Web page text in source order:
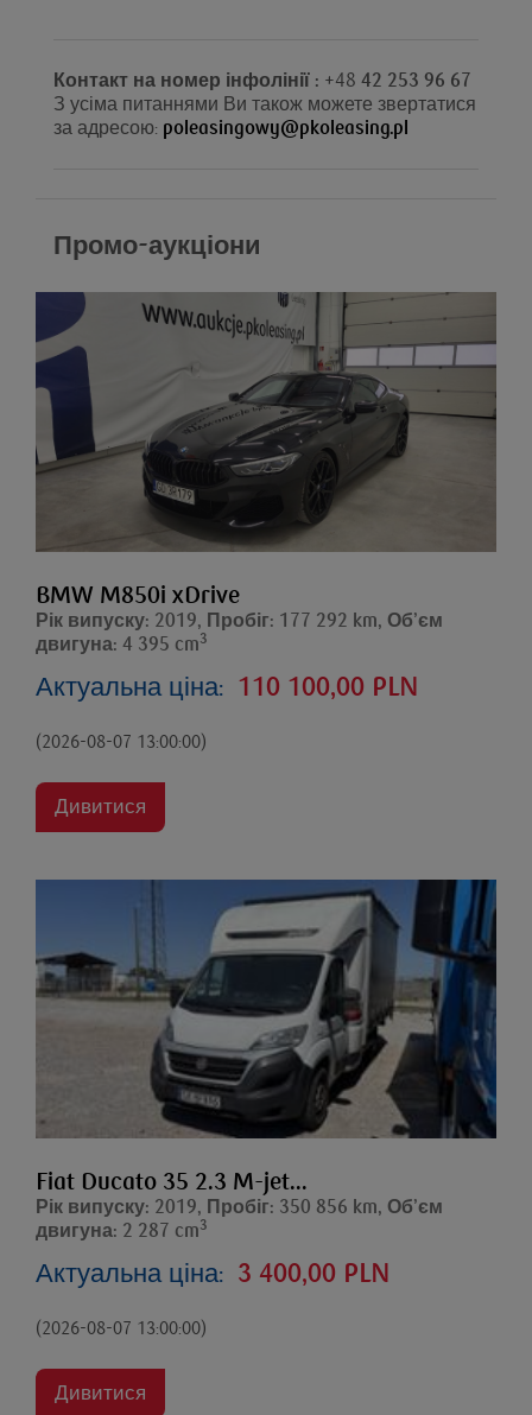
Контакт на номер інфолінії : +48 42 253 96 67
З усіма питаннями Ви також можете звертатися
за адресою: poleasingowy@pkoleasing.pl
Промо-аукціони
BMW M850i xDrive
Рік випуску: 2019, Пробіг: 177 292 km, Об’єм
двигуна: 4 395 cm3
Актуальна ціна: 110 100,00 PLN
(2026-08-07 13:00:00)
Дивитися
Fiat Ducato 35 2.3 M-jet...
Рік випуску: 2019, Пробіг: 350 856 km, Об’єм
двигуна: 2 287 cm3
Актуальна ціна: 3 400,00 PLN
(2026-08-07 13:00:00)
Дивитися